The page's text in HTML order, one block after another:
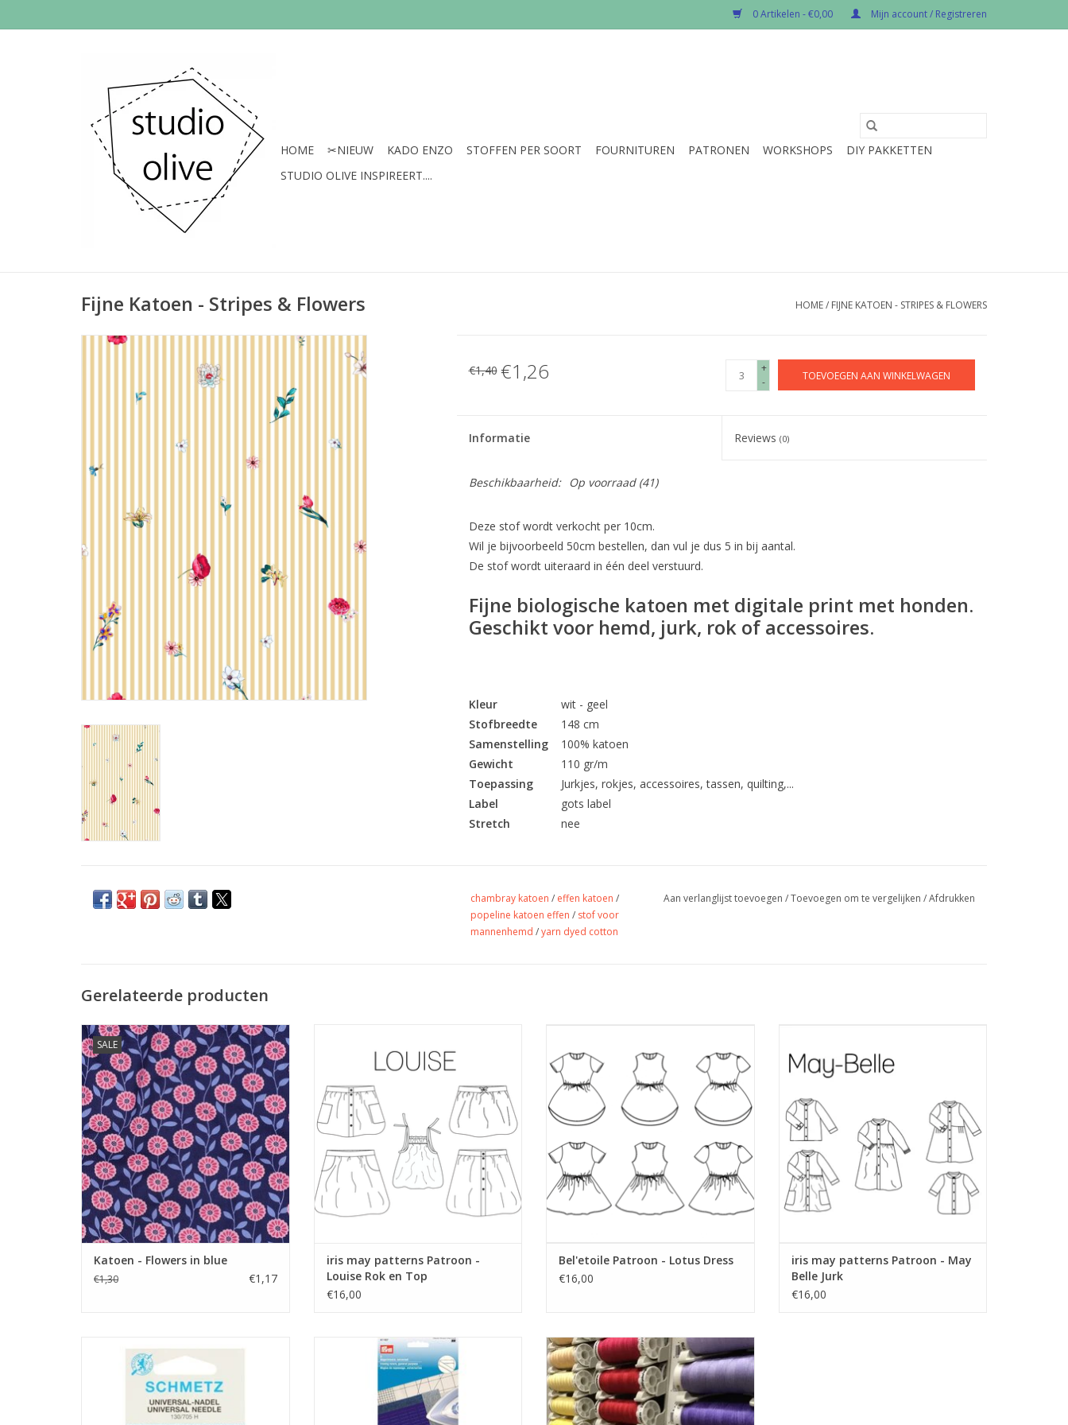
0 Artikelen - €0,00 Mijn account / Registreren
HOME ✂︎NIEUW KADO ENZO STOFFEN PER SOORT FOURNITUREN PATRONEN WORKSHOPS
DIY PAKKETTEN
STUDIO OLIVE INSPIREERT....
Fijne Katoen - Stripes & Flowers HOME/ FIJNE KATOEN - STRIPES & FLOWERS
€1,40 €1,26
+
-
TOEVOEGEN AAN WINKELWAGEN
Informatie Reviews(0)
Beschikbaarheid: Op voorraad(41)
Deze stof wordt verkocht per 10cm.
Wil je bijvoorbeeld 50cm bestellen, dan vul je dus 5 in bij aantal.
De stof wordt uiteraard in één deel verstuurd.
Fijne biologische katoen met digitale print met honden.
Geschikt voor hemd, jurk, rok of accessoires.
Kleur
wit - geel
Stofbreedte
148 cm
Samenstelling
100% katoen
Gewicht
110 gr/m
Toepassing
Jurkjes, rokjes, accessoires, tassen, quilting,...
Label
gots label
Stretch
nee
chambray katoen / effen katoen /
popeline katoen effen / stof voor
mannenhemd /yarn dyed cotton
Aan verlanglijst toevoegen /Toevoegen om te vergelijken /Afdrukken
Gerelateerde producten
SALE
Prijs per 10 cm.
Fijne katoen met katten print. Geschikt
voor hemd, jurk, rok of accessoires.
TOEVOEGEN AAN WINKELWAGEN
Katoen - Flowers in blue
€1,30 €1,17
opties maat 86-158.
TOEVOEGEN AAN WINKELWAGEN
iris may patterns Patroon -
Louise Rok en Top
€16,00
TOEVOEGEN AAN WINKELWAGEN
Bel'etoile Patroon - Lotus Dress
€16,00
TOEVOEGEN AAN WINKELWAGEN
iris may patterns Patroon - May
Belle Jurk
€16,00
Universele machinenaald van Schmetz met
dikte 80 is geschikt voor de meeste
stoffen.
Prijs set van twee linialen
Handige hulp bij het strijken van naaiwerk.
TOEVOEGEN AAN WINKELWAGEN
Prijs per stuk.
De allerbeste kwaliteit naaigaren voor uw
naaimachine. Dit garen kan je gebruiken
voor allerlei stoffen.